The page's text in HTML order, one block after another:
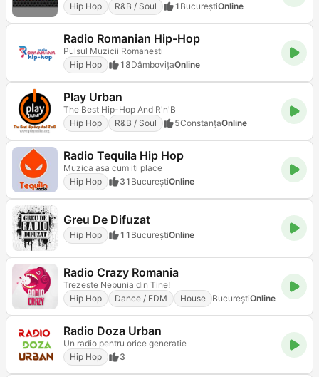
Hip Hop
R&B / Soul 1 BucureştiOnline
Radio Romanian Hip-Hop
Pulsul Muzicii Romanesti
Hip Hop
18DâmboviţaOnline
Play Urban
The Best Hip-Hop And R'n'B
Hip Hop
R&B / Soul 5ConstanțaOnline
Radio Tequila Hip Hop
Muzica asa cum iti place
Hip Hop
31 BucureştiOnline
Greu De Difuzat
Hip Hop 11 BucureştiOnline
Radio Crazy Romania
Trezeste Nebunia din Tine!
Hip Hop
Dance / EDM House BucureştiOnline
Radio Doza Urban
Un radio pentru orice generatie
Hip Hop
3